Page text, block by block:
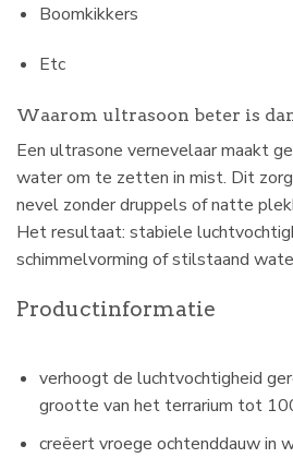
Boomkikkers
Etc
Waarom ultrasoon beter is
Een ultrasone vernevelaar maakt
water om te zetten in mist. Dit
nevel zonder druppels of natte
Het resultaat: stabiele
schimmelvorming of stilstaand
Productinformatie
verhoogt de luchtvochtigheid
grootte van het terrarium tot
creëert vroege ochtenddauw in